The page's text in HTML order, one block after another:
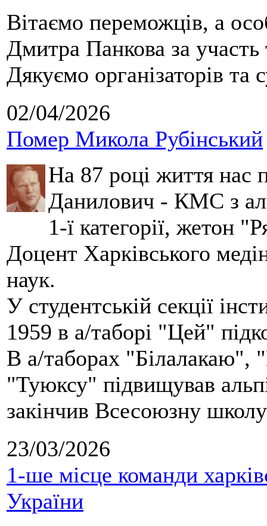
Вітаємо переможців, а
Дмитра Панкова за
Дякуємо організаторів та
02/04/2026
Помер Микола Рубінський
На 87 році життя нас
Данилович - КМС з
1-ї категорії, жетон
Доцент Харківського
наук.
У студентській секції
1959 в а/таборі "Цей"
В а/таборах "Білалакаю",
"Туюксу" підвищував
закінчив Всесоюзну
23/03/2026
1-ше місце команди
України